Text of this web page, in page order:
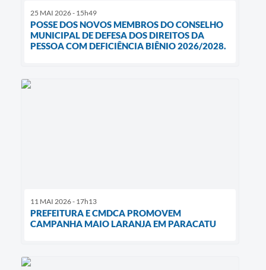
25 MAI 2026 - 15h49
POSSE DOS NOVOS MEMBROS DO CONSELHO
MUNICIPAL DE DEFESA DOS DIREITOS DA
PESSOA COM DEFICIÊNCIA BIÊNIO 2026/2028.
11 MAI 2026 - 17h13
PREFEITURA E CMDCA PROMOVEM
CAMPANHA MAIO LARANJA EM PARACATU